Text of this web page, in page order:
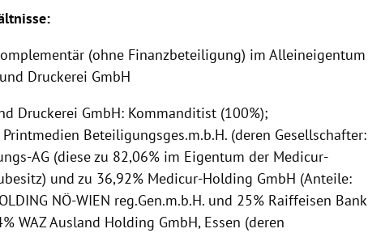
(ohne Finanzbeteiligung) im Alleineigentum
Druckerei GmbH
Druckerei GmbH: Kommanditist (100%);
Beteiligungsges.m.b.H. (deren Gesellschafter:
AG (diese zu 82,06% im Eigentum der Medicur-
und zu 36,92% Medicur-Holding GmbH (Anteile:
NÖ-WIEN reg.Gen.m.b.H. und 25% Raiffeisen Bank
WAZ Ausland Holding GmbH, Essen (deren